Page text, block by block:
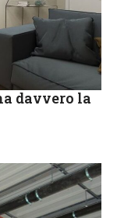
davvero la